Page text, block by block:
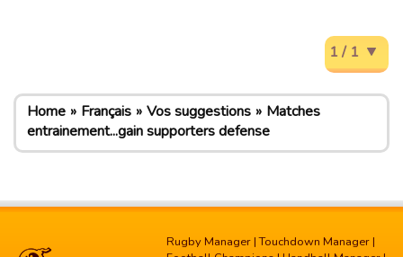
1 / 1
Home Français Vos suggestions
Matches
entrainement...gain supporters defense
Rugby Manager |Touchdown Manager |